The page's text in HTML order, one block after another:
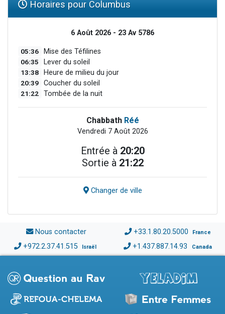
Horaires pour Columbus
6 Août 2026 - 23 Av 5786
05:36 Mise des Téfilines
06:35 Lever du soleil
13:38 Heure de milieu du jour
20:39 Coucher du soleil
21:22 Tombée de la nuit
Chabbath Réé
Vendredi 7 Août 2026
Entrée à 20:20
Sortie à 21:22
Changer de ville
Nous contacter +33.1.80.20.5000 France
+972.2.37.41.515 Israël +1.437.887.14.93 Canada